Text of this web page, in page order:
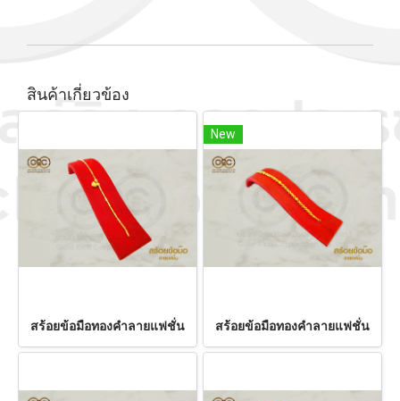
สินค้าเกี่ยวข้อง
สร้อยข้อมือทองคำลายแฟชั่น
New
สร้อยข้อมือทองคำลายแฟชั่น